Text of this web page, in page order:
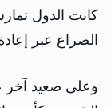
كانت الدول
الصراع عبر
وعلى صعيد